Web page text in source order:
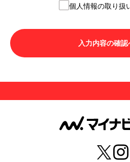
１.本サービスを利用する者（以下
LIVINGご契約にあたり取得する
て」の内容をすべて承諾したもの
の意思表示は、本サービスを利用
用することはできません。
第３条（用語の定義）
１.「本サ―ビス」とは、第１章第
営するマイナビLIVINGを意味しま
２.「利用者」とは、第１章第２条
個人情報の取り扱
入力内容の確